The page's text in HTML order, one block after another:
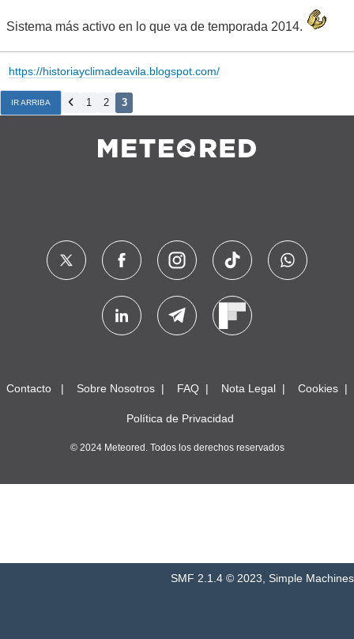
Sistema más activo en lo que va de temporada 2014.
https://historiayclimadeavila.blogspot.com/
IR ARRIBA 1 2 3
Contacto Sobre Nosotros FAQ Nota Legal Cookies
Política de Privacidad
© 2024 Meteored. Todos los derechos reservados
SMF 2.1.4 © 2023 Simple Machines